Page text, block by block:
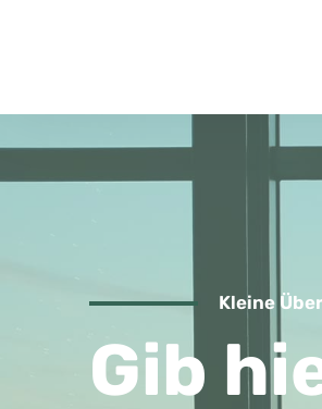
Kleine
Gib